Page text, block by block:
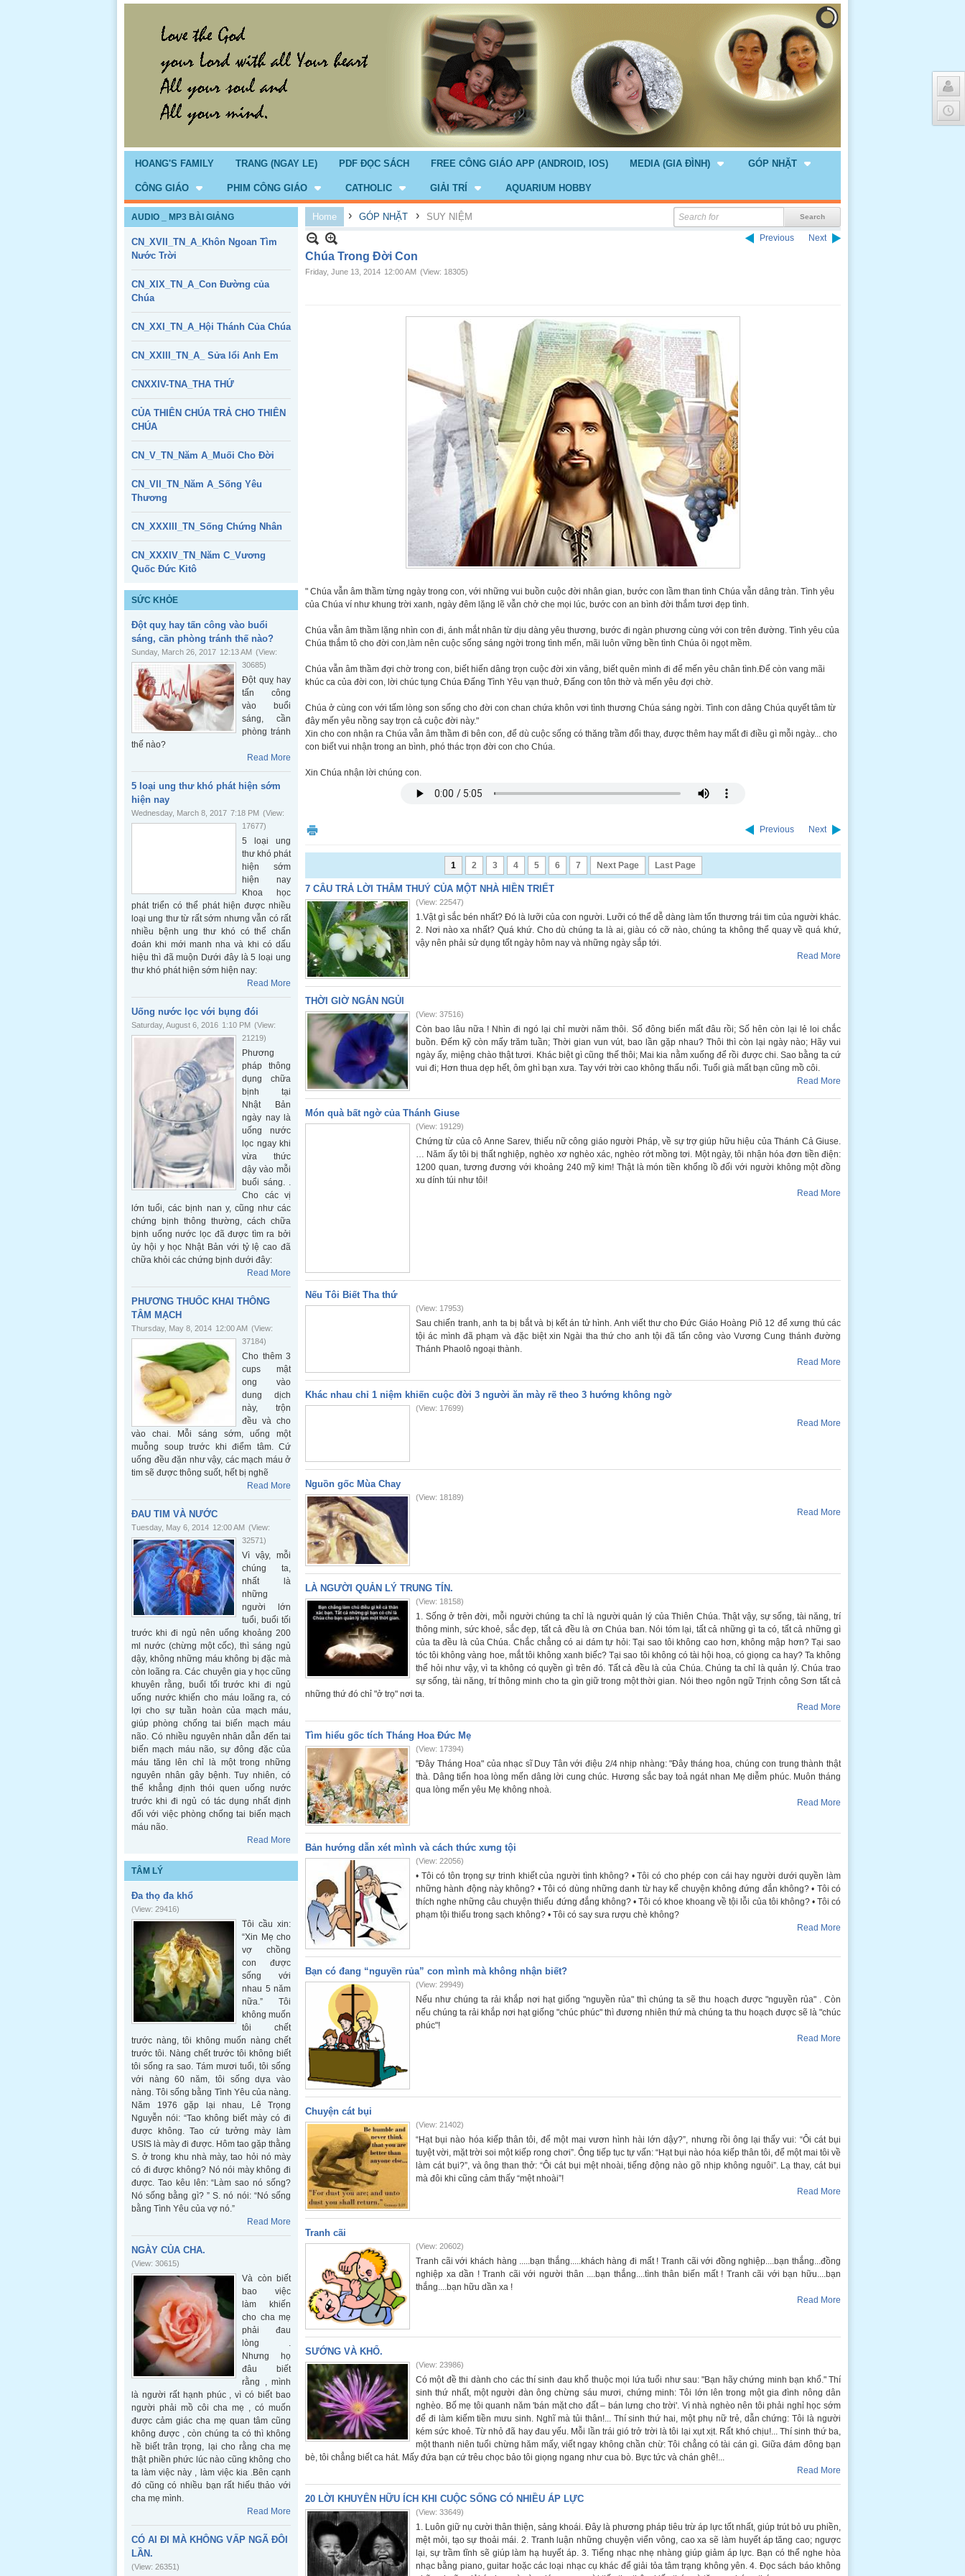
HOANG'S FAMILY TRANG (NGAY LE) PDF ĐỌC SÁCH FREE CÔNG GIÁO APP (ANDROID, IOS) MEDIA (GIA ĐÌNH) GÓP NHẶT
CÔNG GIÁO PHIM CÔNG GIÁO CATHOLIC GIẢI TRÍ AQUARIUM HOBBY
AUDIO _ MP3 BÀI GIẢNG
CN_XVII_TN_A_Khôn Ngoan Tìm
Nước Trời
CN_XIX_TN_A_Con Đường của
Chúa
CN_XXI_TN_A_Hội Thánh Của Chúa
CN_XXIII_TN_A_ Sửa lổi Anh Em
CNXXIV-TNA_THA THỨ
CỦA THIÊN CHÚA TRẢ CHO THIÊN
CHÚA
CN_V_TN_Năm A_Muối Cho Đời
CN_VII_TN_Năm A_Sống Yêu
Thương
CN_XXXIII_TN_Sống Chứng Nhân
CN_XXXIV_TN_Năm C_Vương
Quốc Đức Kitô
SỨC KHỎE
Đột quỵ hay tấn công vào buổi
sáng, cần phòng tránh thế nào?
Sunday, March 26, 2017 12:13 AM (View:
30685)
Đột quỵ hay
tấn công
vào buổi
sáng, cần
phòng tránh
thế nào?
Read More
5 loại ung thư khó phát hiện sớm
hiện nay
Wednesday, March 8, 2017 7:18 PM (View:
17677)
5 loại ung
thư khó phát
hiện sớm
hiện nay
Khoa học
phát triển có thể phát hiện được nhiều
loại ung thư từ rất sớm nhưng vẫn có rất
nhiều bệnh ung thư khó có thể chẩn
đoán khi mới manh nha và khi có dấu
hiệu thì đã muộn Dưới đây là 5 loại ung
thư khó phát hiện sớm hiện nay:
Read More
Uống nước lọc với bụng đói
Saturday, August 6, 2016 1:10 PM (View:
21219)
Phương
pháp thông
dụng chữa
bịnh tại
Nhật Bản
ngày nay là
uống nước
lọc ngay khi
vừa thức
dậy vào mỗi
buổi sáng. .
Cho các vị
lớn tuổi, các bịnh nan y, cũng như các
chứng bịnh thông thường, cách chữa
bịnh uống nước lọc đã được tìm ra bởi
ủy hội y học Nhật Bản với tỷ lệ cao đã
chữa khỏi các chứng bịnh dưới đây:
Read More
PHƯƠNG THUỐC KHAI THÔNG
TÂM MẠCH
Thursday, May 8, 2014 12:00 AM (View:
37184)
Cho thêm 3
cups mật
ong vào
dung dịch
này, trộn
đều và cho
vào chai. Mỗi sáng sớm, uống một
muỗng soup trước khi điểm tâm. Cứ
uống đều đặn như vậy, các mạch máu ở
tim sẽ được thông suốt, hết bị nghẽ
Read More
ĐAU TIM VÀ NƯỚC
Tuesday, May 6, 2014 12:00 AM (View:
32571)
Vì vậy, mỗi
chúng ta,
nhất là
những
người lớn
tuổi, buổi tối
trước khi đi ngủ nên uống khoảng 200
ml nước (chừng một cốc), thì sáng ngủ
dậy, không những máu không bị đặc mà
còn loãng ra. Các chuyên gia y học cũng
khuyên rằng, buổi tối trước khi đi ngủ
uống nước khiến cho máu loãng ra, có
lợi cho sự tuần hoàn của mạch máu,
giúp phòng chống tai biến mạch máu
não. Có nhiều nguyên nhân dẫn đến tai
biến mạch máu não, sự đông đặc của
máu tăng lên chỉ là một trong những
nguyên nhân gây bệnh. Tuy nhiên, có
thể khẳng định thói quen uống nước
trước khi đi ngủ có tác dụng nhất định
đối với việc phòng chống tai biến mạch
máu não.
Read More
TÂM LÝ
Đa thọ đa khổ
(View: 29416)
Tôi cầu xin:
“Xin Mẹ cho
vợ chồng
con được
sống với
nhau 5 năm
nữa.” Tôi
không muốn
tôi chết
trước nàng, tôi không muốn nàng chết
trước tôi. Nàng chết trước tôi không biết
tôi sống ra sao. Tám mươi tuổi, tôi sống
với nàng 60 năm, tôi sống dựa vào
nàng. Tôi sống bằng Tình Yêu của nàng.
Năm 1976 gặp lại nhau, Lê Trọng
Nguyễn nói: “Tao không biết mày có đi
được không. Tao cứ tưởng mày làm
USIS là mày đi được. Hôm tao gặp thằng
S. ở trong khu nhà mày, tao hỏi nó mày
có đi được không? Nó nói mày không đi
được. Tao kêu lên: “Làm sao nó sống?
Nó sống bằng gì? ” S. nó nói: “Nó sống
bằng Tình Yêu của vợ nó.”
Read More
NGÀY CỦA CHA.
(View: 30615)
Và còn biết
bao việc
làm khiến
cho cha mẹ
phải đau
lòng .
Nhưng họ
đâu biết
rằng , mình
là người rất hạnh phúc , vì có biết bao
người phải mồ côi cha mẹ , có muốn
được cảm giác cha mẹ quan tâm cũng
không được , còn chúng ta có thì không
hề biết trân trọng, lại cho rằng cha mẹ
thật phiền phức lúc nào cũng không cho
ta làm việc này , làm việc kia .Bên cạnh
đó cũng có nhiều bạn rất hiếu thảo với
cha mẹ mình.
Read More
CÓ AI ĐI MÀ KHÔNG VẤP NGÃ ĐÔI
LẦN.
(View: 26351)
Home › GÓP NHẶT › SUY NIỆM
Previous Next
Chúa Trong Đời Con
Friday, June 13, 2014 12:00 AM (View: 18305)
" Chúa vẫn âm thầm từng ngày trong con, với những vui buồn cuộc đời nhân gian, bước con lầm than tình Chúa vẫn dâng tràn. Tình yêu
của Chúa ví như khung trời xanh, ngày đêm lặng lẽ vẫn chở che mọi lúc, bước con an bình đời thắm tươi đẹp tình.
Chúa vẫn âm thầm lặng nhìn con đi, ánh mắt nhân từ dịu dàng yêu thương, bước đi ngàn phương cùng với con trên đường. Tình yêu của
Chúa thắm tô cho đời con,làm nên cuộc sống sáng ngời trong tình mến, mãi luôn vững bền tình Chúa ôi ngọt mềm.
Chúa vẫn âm thầm đợi chờ trong con, biết hiến dâng trọn cuộc đời xin vâng, biết quên mình đi để mến yêu chân tình.Để còn vang mãi
khúc ca của đời con, lời chúc tụng Chúa Đấng Tình Yêu vạn thuở, Đấng con tôn thờ và mến yêu đợi chờ.
Chúa ở cùng con với tấm lòng son sống cho đời con chan chứa khôn vơi tình thương Chúa sáng ngời. Tình con dâng Chúa quyết tâm từ
đây mến yêu nồng say trọn cả cuộc đời này."
Xin cho con nhận ra Chúa vẫn âm thầm đi bên con, để dù cuộc sống có thăng trầm đổi thay, được thêm hay mất đi điều gì mỗi ngày... cho
con biết vui nhận trong an bình, phó thác trọn đời con cho Chúa.
Xin Chúa nhận lời chúng con.
Previous Next
1 2 3 4 5 6 7 Next Page Last Page
7 CÂU TRẢ LỜI THÂM THUÝ CỦA MỘT NHÀ HIỀN TRIẾT
(View: 22547)
1.Vật gì sắc bén nhất? Đó là lưỡi của con người. Lưỡi có thể dễ dàng làm tổn thương trái tim của người khác.
2. Nơi nào xa nhất? Quá khứ. Cho dù chúng ta là ai, giàu có cỡ nào, chúng ta không thể quay về quá khứ,
vậy nên phải sử dụng tốt ngày hôm nay và những ngày sắp tới.
Read More
THỜI GIỜ NGẮN NGỦI
(View: 37516)
Còn bao lâu nữa ! Nhìn đi ngó lại chỉ mười năm thôi. Số đông biến mất đâu rồi; Số hên còn lại lẻ loi chắc
buồn. Đếm kỹ còn mấy trăm tuần; Thời gian vun vút, bao lần gặp nhau? Thôi thì còn lại ngày nào; Hãy vui
ngày ấy, miệng chào thật tươi. Khác biệt gì cũng thế thôi; Mai kia nằm xuống để rồi được chi. Sao bằng ta cứ
vui đi; Hơn thua dẹp hết, ôm ghì bạn xưa. Tay với trời cao không thấu nổi. Tuổi già mất bạn cũng mồ côi.
Read More
Món quà bất ngờ của Thánh Giuse
(View: 19129)
Chứng từ của cô Anne Sarev, thiếu nữ công giáo người Pháp, về sự trợ giúp hữu hiệu của Thánh Cả Giuse.
… Năm ấy tôi bị thất nghiệp, nghèo xơ nghèo xác, nghèo rớt mồng tơi. Một ngày, tôi nhận hóa đơn tiền điện:
1200 quan, tương đương với khoảng 240 mỹ kim! Thật là món tiền khổng lồ đối với người không một đồng
xu dính túi như tôi!
Read More
Nếu Tôi Biết Tha thứ
(View: 17953)
Sau chiến tranh, anh ta bị bắt và bị kết án tử hình. Anh viết thư cho Đức Giáo Hoàng Piô 12 để xưng thú các
tội ác mình đã phạm và đặc biệt xin Ngài tha thứ cho anh tội đã tấn công vào Vương Cung thánh đường
Thánh Phaolô ngoại thành.
Read More
Khác nhau chỉ 1 niệm khiến cuộc đời 3 người ăn mày rẽ theo 3 hướng không ngờ
(View: 17699)
Read More
Nguồn gốc Mùa Chay
(View: 18189)
Read More
LÀ NGƯỜI QUẢN LÝ TRUNG TÍN.
(View: 18158)
1. Sống ở trên đời, mỗi người chúng ta chỉ là người quản lý của Thiên Chúa. Thật vậy, sự sống, tài năng, trí
thông minh, sức khoẻ, sắc đẹp, tất cả đều là ơn Chúa ban. Nói tóm lại, tất cả những gì ta có, tất cả những gì
của ta đều là của Chúa. Chắc chẳng có ai dám tự hỏi: Tại sao tôi không cao hơn, không mập hơn? Tại sao
tóc tôi không vàng hoe, mắt tôi không xanh biếc? Tại sao tôi không có tài hội hoạ, có giọng ca hay? Ta không
thể hỏi như vậy, vì ta không có quyền gì trên đó. Tất cả đều là của Chúa. Chúng ta chỉ là quản lý. Chúa trao
sự sống, tài năng, trí thông minh cho ta gìn giữ trong một thời gian. Nói theo ngôn ngữ Trịnh công Sơn tất cả
những thứ đó chỉ "ở trọ" nơi ta.
Read More
Tìm hiểu gốc tích Tháng Hoa Đức Mẹ
(View: 17394)
"Đây Tháng Hoa" của nhạc sĩ Duy Tân với điệu 2/4 nhịp nhàng: "Đây tháng hoa, chúng con trung thành thật
thà. Dâng tiến hoa lòng mến dâng lời cung chúc. Hương sắc bay toả ngát nhan Mẹ diễm phúc. Muôn tháng
qua lòng mến yêu Mẹ không nhoà.
Read More
Bản hướng dẫn xét mình và cách thức xưng tội
(View: 22056)
• Tôi có tôn trọng sự trinh khiết của người tình không? • Tôi có cho phép con cái hay người dưới quyền làm
những hành động này không? • Tôi có dùng những danh từ hay kể chuyện không đứng đắn không? • Tôi có
thích nghe những câu chuyện thiếu đứng đắng không? • Tôi có khoe khoang về tội lỗi của tôi không? • Tôi có
phạm tội thiếu trong sạch không? • Tôi có say sưa rượu chè không?
Read More
Bạn có đang “nguyền rủa” con mình mà không nhận biết?
(View: 29949)
Nếu như chúng ta rải khắp nơi hạt giống "nguyền rủa" thì chúng ta sẽ thu hoạch được "nguyền rủa" . Còn
nếu chúng ta rải khắp nơi hạt giống "chúc phúc" thì đương nhiên thứ mà chúng ta thu hoạch được sẽ là "chúc
phúc"!
Read More
Chuyện cát bụi
(View: 21402)
“Hạt bụi nào hóa kiếp thân tôi, để một mai vươn hình hài lớn dậy?”, nhưng rồi ông lại thấy vui: “Ôi cát bụi
tuyệt vời, mặt trời soi một kiếp rong chơi”. Ông tiếp tục tự vấn: “Hạt bụi nào hóa kiếp thân tôi, để một mai tôi về
làm cát bụi?”, và ông than thở: “Ôi cát bụi mệt nhoài, tiếng động nào gõ nhịp không nguôi”. Lạ thay, cát bụi
mà đôi khi cũng cảm thấy “mệt nhoài”!
Read More
Tranh cãi
(View: 20602)
Tranh cãi với khách hàng .....bạn thắng.....khách hàng đi mất ! Tranh cãi với đồng nghiệp....bạn thắng...đồng
nghiệp xa dần ! Tranh cãi với người thân ....bạn thắng....tình thân biến mất ! Tranh cãi với bạn hữu....bạn
thắng....bạn hữu dần xa !
Read More
SƯỚNG VÀ KHỔ.
(View: 23986)
Có một đề thi dành cho các thí sinh đau khổ thuộc mọi lứa tuổi như sau: "Bạn hãy chứng minh bạn khổ." Thí
sinh thứ nhất, một người đàn ông chừng sáu mươi, chứng minh: Tôi lớn lên trong một gia đình nông dân
nghèo. Bố mẹ tôi quanh năm 'bán mặt cho đất – bán lưng cho trời'. Vì nhà nghèo nên tôi phải nghỉ học sớm
để đi làm kiếm tiền mưu sinh. Nghĩ mà tủi thân!... Thí sinh thứ hai, một phụ nữ trẻ, dẫn chứng: Tôi là người
kém sức khoẻ. Từ nhỏ đã hay đau yếu. Mỗi lần trái gió trở trời là tôi lại xụt xịt. Rất khó chịu!... Thí sinh thứ ba,
một thanh niên tuổi chừng hăm mấy, viết ngay không chần chừ: Tôi chẳng có tài cán gì. Giữa đám đông bạn
bè, tôi chẳng biết ca hát. Mấy đứa bạn cứ trêu chọc bảo tôi giọng ngang như cua bò. Bực tức và chán ghê!...
Read More
20 LỜI KHUYÊN HỮU ÍCH KHI CUỘC SỐNG CÓ NHIỀU ÁP LỰC
(View: 33649)
1. Luôn giữ nụ cười thân thiện, sảng khoái. Đây là phương pháp tiêu trừ áp lực tốt nhất, giúp trút bỏ ưu phiền,
mệt mỏi, tạo sự thoải mái. 2. Tranh luận những chuyện viển vông, cao xa sẽ làm huyết áp tăng cao; ngược
lại, sự trầm tĩnh sẽ giúp làm hạ huyết áp. 3. Tiếng nhạc nhẹ nhàng giúp giảm áp lực. Bạn có thể nghe hòa
nhạc bằng piano, guitar hoặc các loại nhạc cụ khác để giải tỏa tâm trạng không yên. 4. Đọc sách báo không